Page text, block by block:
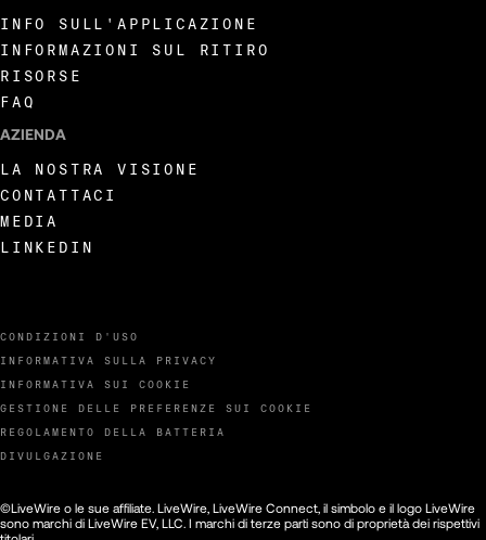
CONDIZIONI D'USO
INFORMATIVA SULLA PRIVACY
INFORMATIVA SUI COOKIE
GESTIONE DELLE PREFERENZE SUI COOKIE
REGOLAMENTO DELLA BATTERIA
DIVULGAZIONE
INFO SULL'APPLICAZIONE
INFORMAZIONI SUL RITIRO
RISORSE
FAQ
AZIENDA
LA NOSTRA VISIONE
CONTATTACI
MEDIA
LINKEDIN
©LiveWire o le sue affiliate. LiveWire, LiveWire Connect, il simbolo e il logo LiveWire
sono marchi di LiveWire EV, LLC. I marchi di terze parti sono di proprietà dei rispettivi